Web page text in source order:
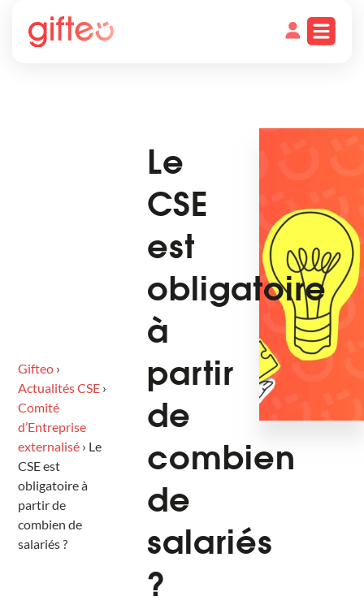
Gifteo ›
Actualités CSE ›
Comité
d’Entreprise
externalisé › Le
CSE est
obligatoire à
partir de
combien de
salariés ?
Le
CSE
est
obligatoire
à
partir
de
combien
de
salariés
?